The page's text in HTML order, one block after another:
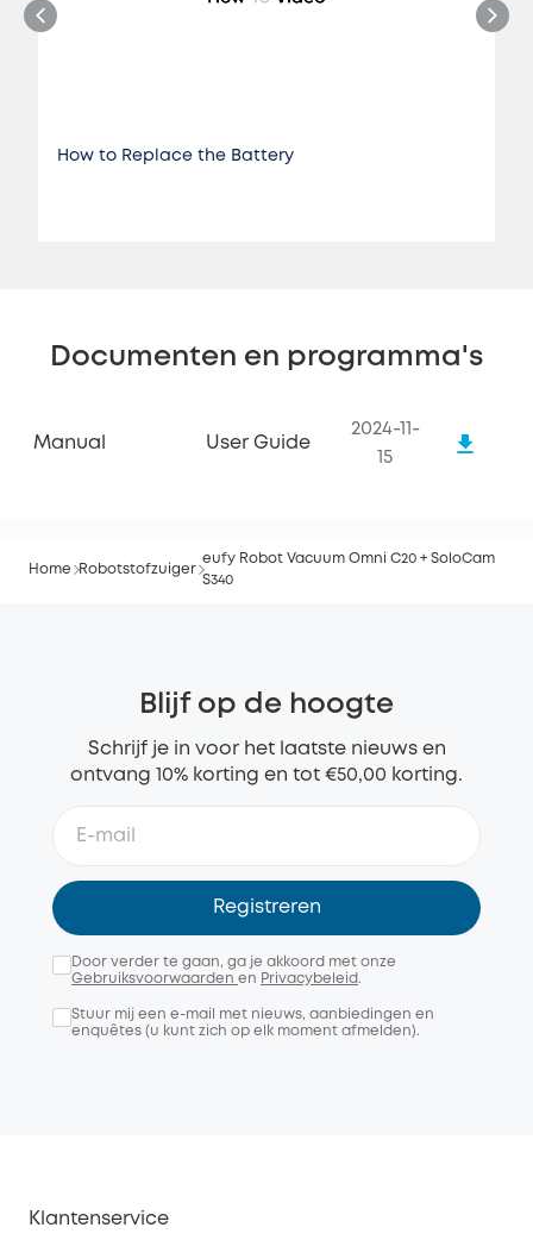
How to Replace the Battery
Documenten en programma's
Manual User Guide
2024-11-
15
Home Robotstofzuiger
eufy Robot Vacuum Omni C20 + SoloCam
S340
Blijf op de hoogte
Schrijf je in voor het laatste nieuws en
ontvang 10% korting en tot €50,00 korting.
Registreren
Door verder te gaan, ga je akkoord met onze
Gebruiksvoorwaarden en Privacybeleid.
Stuur mij een e-mail met nieuws, aanbiedingen en
enquêtes (u kunt zich op elk moment afmelden).
Klantenservice